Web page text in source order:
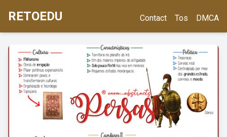
RETOEDU Contact Tos DMCA